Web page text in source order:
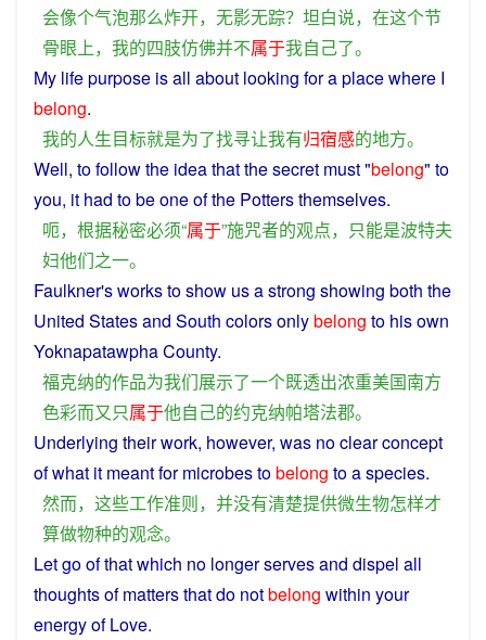
会像个气泡那么炸开， 无影无踪？ 坦白说， 在这个节
骨眼上， 我的四肢仿佛并不属于我自己了。
My lifepurpose isall about looking foraplacewhere I
belong.
我的人生目标就是为了找寻让我有归宿感的地方。
Well, tofollowthe ideathat thesecret must"belong" to
you, it had tobeoneof the Pottersthemselves.
呃， 根据秘密必须“属于”施咒者的观点， 只能是波特夫
妇他们之一。
Faulkner'sworkstoshow usastrong showing both the
United Statesand South colorsonlybelong to hisown
YoknapatawphaCounty.
福克纳的作品为我们展示了一个既透出浓重美国南方
色彩而又只属于他自己的约克纳帕塔法郡。
Underlying theirwork, however, was noclearconcept
ofwhat it meantfor microbestobelong toaspecies.
然而， 这些工作准则， 并没有清楚提供微生物怎样才
算做物种的观念。
Letgo of thatwhich no longerservesand dispel all
thoughtsofmattersthat do notbelong within your
energyofLove.